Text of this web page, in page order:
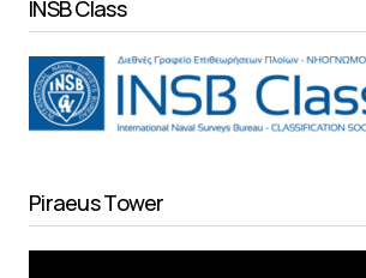
INSB Class
Piraeus Tower